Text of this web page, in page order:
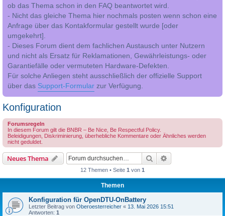
ob das Thema schon in den FAQ beantwortet wird.
- Nicht das gleiche Thema hier nochmals posten wenn schon eine
Anfrage über das Kontakformular gestellt wurde [oder
umgekehrt].
- Dieses Forum dient dem fachlichen Austausch unter Nutzern
und nicht als Ersatz für Reklamationen, Gewährleistungs- oder
Garantiefälle oder vermuteten Hardware-Defekten.
Für solche Anliegen steht ausschließlich der offizielle Support
über das Support-Formular zur Verfügung.
Konfiguration
Forumsregeln
In diesem Forum gilt die BNBR – Be Nice, Be Respectful Policy.
Beleidigungen, Diskriminierung, überhebliche Kommentare oder Ähnliches werden
nicht geduldet.
Neues Thema Suche
12 Themen • Seite 1 von 1
Themen
Konfiguration für OpenDTU-OnBattery
Letzter Beitrag von Oberoesterreicher « 13. Mai 2026 15:51
Antworten: 1